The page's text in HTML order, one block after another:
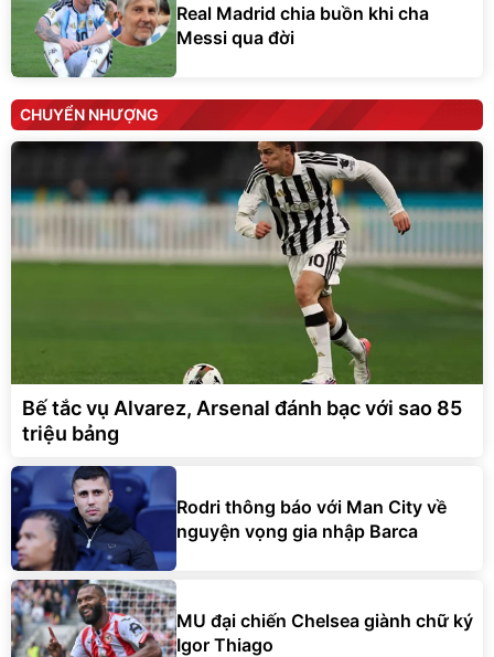
Real Madrid chia buồn khi cha
Messi qua đời
CHUYỂN NHƯỢNG
Bế tắc vụ Alvarez, Arsenal đánh bạc với sao 85
triệu bảng
Rodri thông báo với Man City về
nguyện vọng gia nhập Barca
MU đại chiến Chelsea giành chữ ký
Igor Thiago